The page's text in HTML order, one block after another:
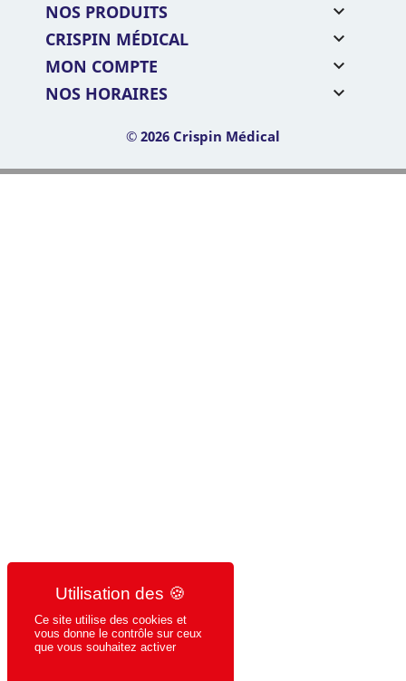
NOS PRODUITS

CRISPIN MÉDICAL

MON COMPTE

NOS HORAIRES

© 2026 Crispin Médical
Ce site utilise des cookies et
vous donne le contrôle sur ceux
que vous souhaitez activer